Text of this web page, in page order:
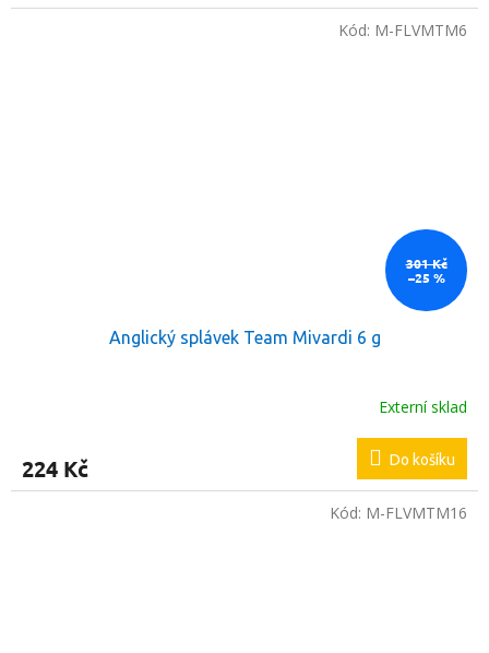
301 Kč
–25 %
Anglický splávek Team Mivardi 6 g
Externí sklad
224 Kč Do košíku
Kód: M-FLVMTM6
Kód: M-FLVMTM16